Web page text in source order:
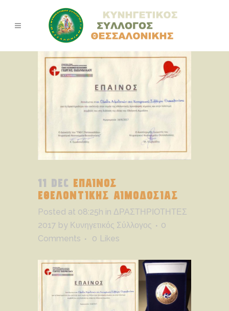
11 DEC ΕΠΑΙΝΟΣ
ΕΘΕΛΟΝΤΙΚΗΣ ΑΙΜΟΔΟΣΙΑΣ
Posted at 08:25h in ΔΡΑΣΤΗΡΙΟΤΗΤΕΣ
2017 by Κυνηγετικός Σύλλογος
0
Comments
0 Likes